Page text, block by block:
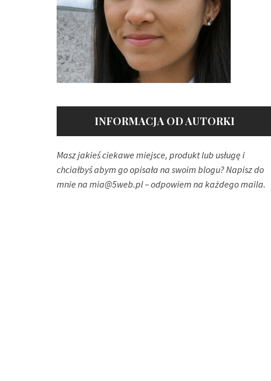
INFORMACJA OD AUTORKI
Masz jakieś ciekawe miejsce, produkt lub usługę i
chciałbyś abym go opisała na swoim blogu? Napisz do
mnie na mia@5web.pl– odpowiem na każdego maila.